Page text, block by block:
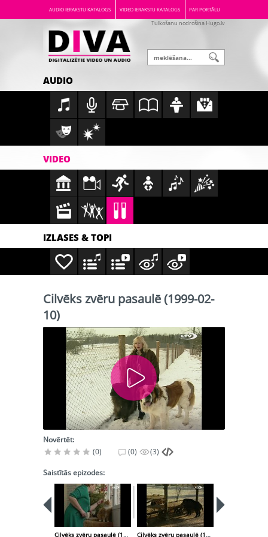
AUDIO IERAKSTU KATALOGS VIDEO IERAKSTU KATALOGS PAR PORTĀLU
Tulkošanu nodrošina Hugo.lv
AUDIO
VIDEO
IZLASES & TOPI
Cilvēks zvēru pasaulē (1999-02-
10)
Novērtēt:
(0)
(0) (3)
Saistītās epizodes:
Cilvēks zvēru pasaulē (1999-01-20) Cilvēks zvēru pasaulē (1999-02-17)